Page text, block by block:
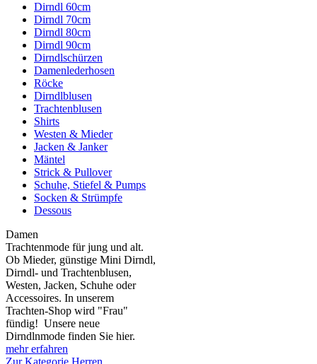
Dirndl 60cm
Dirndl 70cm
Dirndl 80cm
Dirndl 90cm
Dirndlschürzen
Damenlederhosen
Röcke
Dirndlblusen
Trachtenblusen
Shirts
Westen & Mieder
Jacken & Janker
Mäntel
Strick & Pullover
Schuhe, Stiefel & Pumps
Socken & Strümpfe
Dessous
Damen
Trachtenmode für jung und alt.
Ob Mieder, günstige Mini Dirndl,
Dirndl- und Trachtenblusen,
Westen, Jacken, Schuhe oder
Accessoires. In unserem
Trachten-Shop wird "Frau"
fündig! Unsere neue
Dirndlnmode finden Sie hier.
mehr erfahren
Zur Kategorie Herren